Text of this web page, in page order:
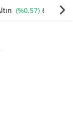
(%0.57) 6529.52